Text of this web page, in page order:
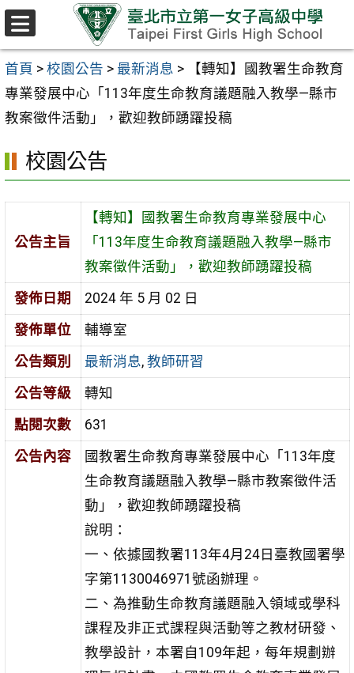
跳至主要內容區
首頁 > 校園公告 > 最新消息 >
【轉知】國教署生命教育
專業發展中心「113年度生命教育議題融入教學—縣市
教案徵件活動」，歡迎教師踴躍投稿
校園公告
公告主旨
【轉知】國教署生命教育專業發展中心
「113年度生命教育議題融入教學—縣市
教案徵件活動」，歡迎教師踴躍投稿
發佈日期
2024 年 5 月 02 日
發佈單位
輔導室
公告類別
最新消息, 教師研習
公告等級
轉知
點閱次數
631
公告內容
國教署生命教育專業發展中心「113年度
生命教育議題融入教學—縣市教案徵件活
動」，歡迎教師踴躍投稿
說明：
一、依據國教署113年4月24日臺教國署學
字第1130046971號函辦理。
二、為推動生命教育議題融入領域或學科
課程及非正式課程與活動等之教材研發、
教學設計，本署自109年起，每年規劃辦
選
單